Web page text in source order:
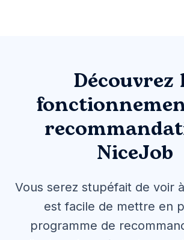
Découvrez
NiceJob
Vous serez stupéfait de voir
est facile de mettre en
programme de